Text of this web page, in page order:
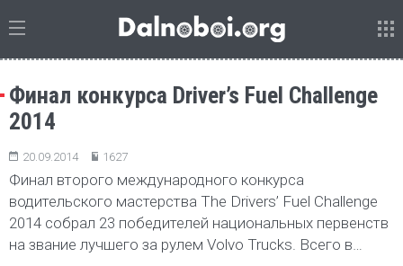
Финал конкурса Driver’s Fuel Challenge
2014
20.09.2014 1627
Финал второго международного конкурса
водительского мастерства The Drivers’ Fuel Challenge
2014 собрал 23 победителей национальных первенств
на звание лучшего за рулем Volvo Trucks. Всего в…